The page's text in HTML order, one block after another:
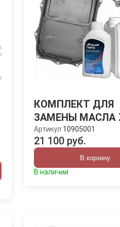
КОМПЛЕКТ ДЛЯ
ЗАМЕНЫ МАСЛА
Артикул 10905001
21 100 руб.
В корзину
В наличии